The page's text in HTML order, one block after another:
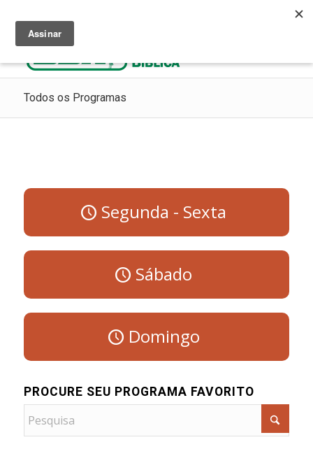
Todos os Programas
Segunda - Sexta
Sábado
Domingo
PROCURE SEU PROGRAMA FAVORITO